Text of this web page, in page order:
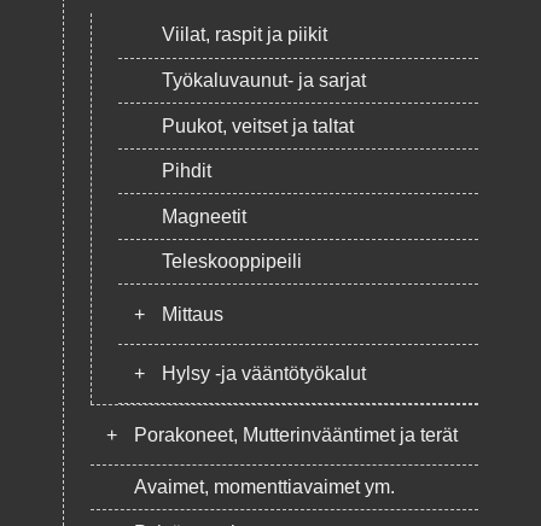
Viilat, raspit ja piikit
Työkaluvaunut- ja sarjat
Puukot, veitset ja taltat
Pihdit
Magneetit
Teleskooppipeili
+ Mittaus
+ Hylsy -ja vääntötyökalut
+ Porakoneet, Mutterinvääntimet ja terät
Avaimet, momenttiavaimet ym.